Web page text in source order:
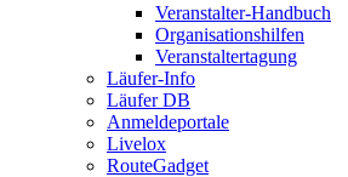
Veranstalter-Handbuch
Organisationshilfen
Veranstaltertagung
Läufer-Info
Läufer DB
Anmeldeportale
Livelox
RouteGadget